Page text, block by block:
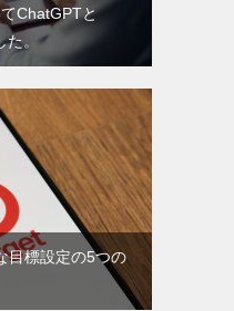
ChatGPTと
。
目標設定の5つの